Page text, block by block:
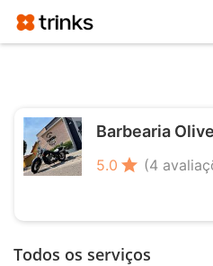
Barbearia
5.0 star (4
Todos os serviços